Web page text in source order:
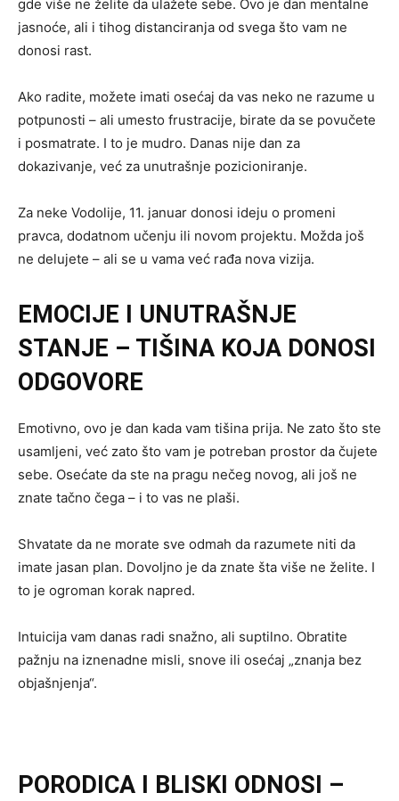
gde više ne želite da ulažete sebe. Ovo je dan mentalne
jasnoće, ali i tihog distanciranja od svega što vam ne
donosi rast.
Ako radite, možete imati osećaj da vas neko ne razume u
potpunosti – ali umesto frustracije, birate da se povučete
i posmatrate. I to je mudro. Danas nije dan za
dokazivanje, već za unutrašnje pozicioniranje.
Za neke Vodolije, 11. januar donosi ideju o promeni
pravca, dodatnom učenju ili novom projektu. Možda još
ne delujete – ali se u vama već rađa nova vizija.
EMOCIJE I UNUTRAŠNJE
STANJE – TIŠINA KOJA DONOSI
ODGOVORE
Emotivno, ovo je dan kada vam tišina prija. Ne zato što ste
usamljeni, već zato što vam je potreban prostor da čujete
sebe. Osećate da ste na pragu nečeg novog, ali još ne
znate tačno čega – i to vas ne plaši.
Shvatate da ne morate sve odmah da razumete niti da
imate jasan plan. Dovoljno je da znate šta više ne želite. I
to je ogroman korak napred.
Intuicija vam danas radi snažno, ali suptilno. Obratite
pažnju na iznenadne misli, snove ili osećaj „znanja bez
objašnjenja“.
PORODICA I BLISKI ODNOSI –